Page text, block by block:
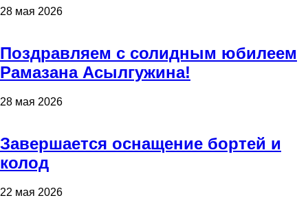
28 мая 2026
Поздравляем с солидным юбилеем
Рамазана Асылгужина!
28 мая 2026
Завершается оснащение бортей и
колод
22 мая 2026